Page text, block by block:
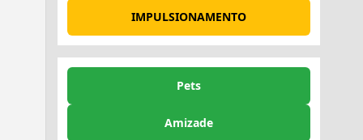
IMPULSIONAMENTO
Pets
Amizade